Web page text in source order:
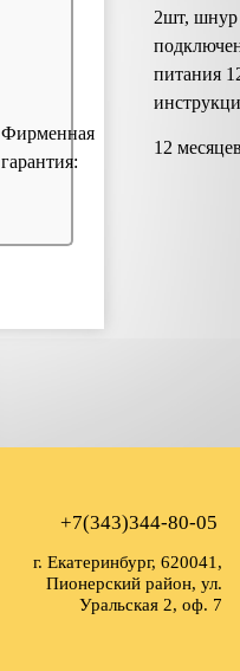
2шт, шнур
питания
Фирменная
гарантия:
12
+7(343)344-80-05
г. Екатеринбург, 620041,
Пионерский район, ул.
Уральская 2, оф. 7